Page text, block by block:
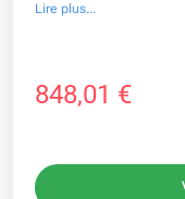
Lire plus...
848,01 €